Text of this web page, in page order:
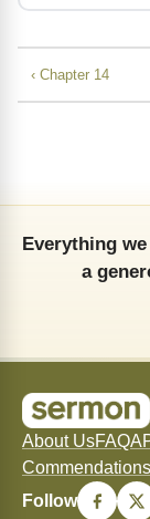
‹ Chapter 14
Everything
a
About UsFAQ
Commendations
Follow